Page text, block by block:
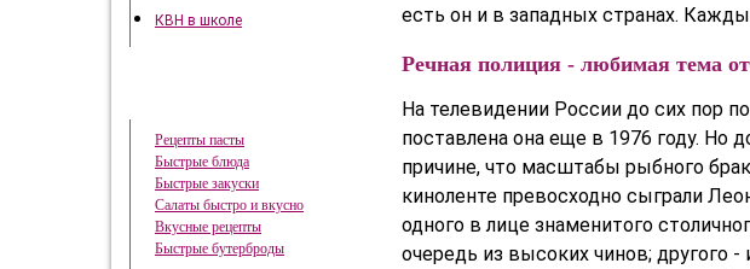
есть он и в западных странах.
Речная полиция - любимая тема
На телевидении России до сих пор
поставлена она еще в 1976 году. Но
причине, что масштабы рыбного
киноленте превосходно сыграли
одного в лице знаменитого
очередь из высоких чинов; другого
КВН в школе
Рецепты пасты
Быстрые блюда
Быстрые закуски
Салаты быстро и вкусно
Вкусные рецепты
Быстрые бутерброды